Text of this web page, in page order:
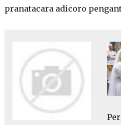
pranatacara adicoro